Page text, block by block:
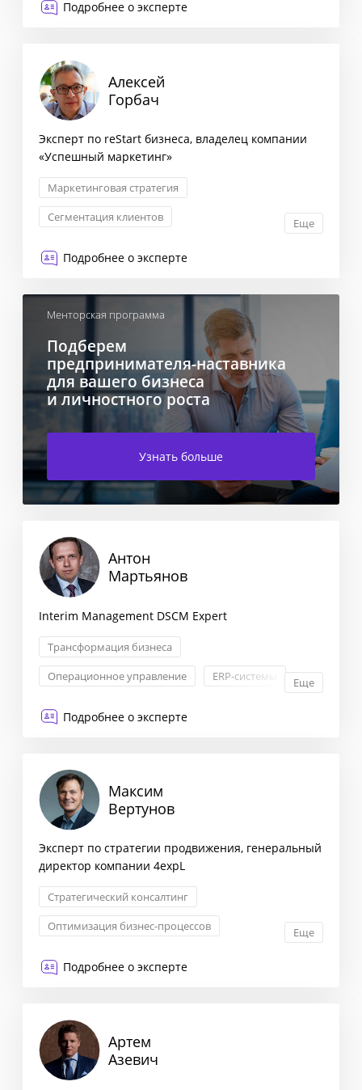
Подробнее о эксперте
Алексей
Горбач
Эксперт по reStart бизнеса, владелец компании
«Успешный маркетинг»
Маркетинговая стратегия
Сегментация клиентов
Еще
Подробнее о эксперте
Менторская программа
Подберем
предпринимателя-наставника
для вашего бизнеса
и личностного роста
Узнать больше
Антон
Мартьянов
Interim Management DSCM Expert
Трансформация бизнеса
Операционное управление
ERP-системы
Еще
Подробнее о эксперте
Максим
Вертунов
Эксперт по стратегии продвижения, генеральный
директор компании 4expL
Стратегический консалтинг
Оптимизация бизнес-процессов
Еще
Подробнее о эксперте
Артем
Азевич